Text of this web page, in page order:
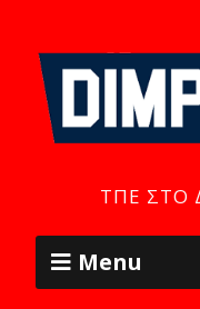
ΤΠΕ ΣΤΟ
Menu